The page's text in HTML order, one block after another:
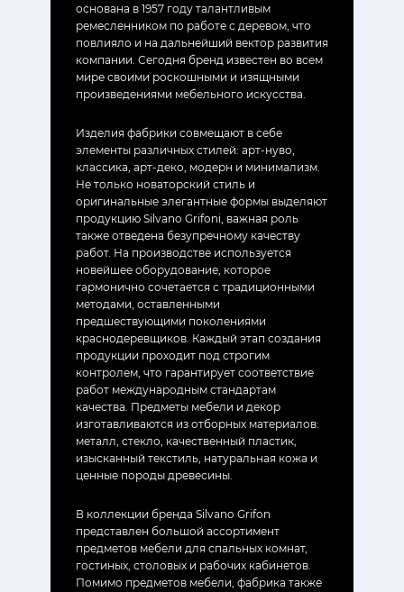
основана в 1957 году талантливым
ремесленником по работе с деревом, что
повлияло и на дальнейший вектор развития
компании. Сегодня бренд известен во всем
мире своими роскошными и изящными
произведениями мебельного искусства.
Изделия фабрики совмещают в себе
элементы различных стилей: арт-нуво,
классика, арт-деко, модерн и минимализм.
Не только новаторский стиль и
оригинальные элегантные формы выделяют
продукцию Silvano Grifoni, важная роль
также отведена безупречному качеству
работ. На производстве используется
новейшее оборудование, которое
гармонично сочетается с традиционными
методами, оставленными
предшествующими поколениями
краснодеревщиков. Каждый этап создания
продукции проходит под строгим
контролем, что гарантирует соответствие
работ международным стандартам
качества. Предметы мебели и декор
изготавливаются из отборных материалов:
металл, стекло, качественный пластик,
изысканный текстиль, натуральная кожа и
ценные породы древесины.
В коллекции бренда Silvano Grifon
представлен большой ассортимент
предметов мебели для спальных комнат,
гостиных, столовых и рабочих кабинетов.
Помимо предметов мебели, фабрика также